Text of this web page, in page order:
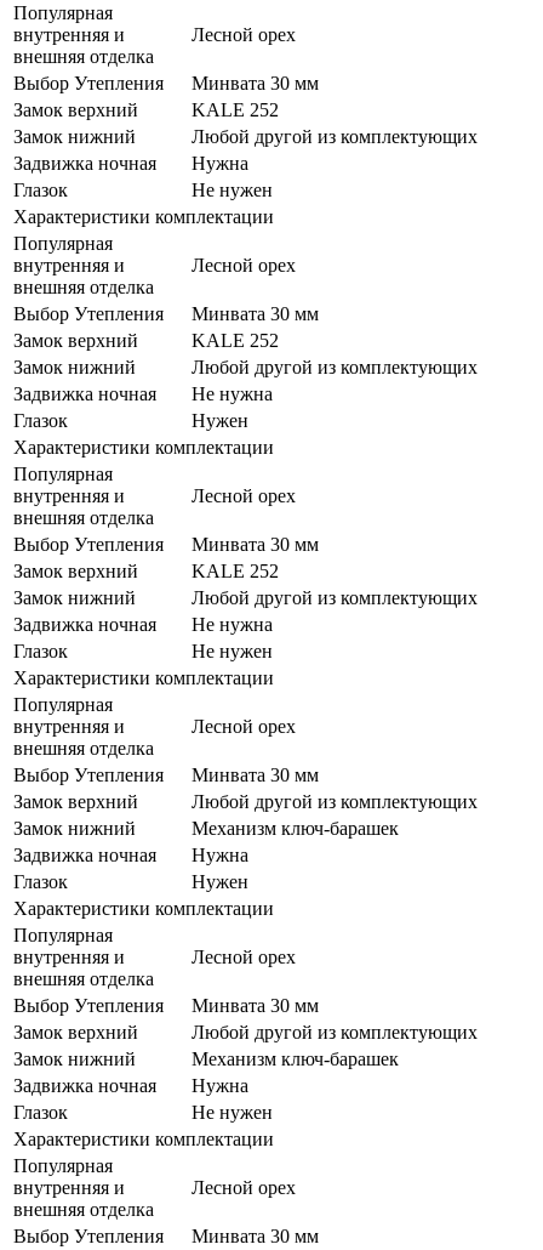
Популярная
внутренняя и
внешняя отделка
Лесной орех
Выбор Утепления
Минвата 30 мм
Замок верхний
KALE 252
Замок нижний
Любой другой из комплектующих
Задвижка ночная
Нужна
Глазок
Не нужен
Характеристики комплектации
Популярная
внутренняя и
внешняя отделка
Лесной орех
Выбор Утепления
Минвата 30 мм
Замок верхний
KALE 252
Замок нижний
Любой другой из комплектующих
Задвижка ночная
Не нужна
Глазок
Нужен
Характеристики комплектации
Популярная
внутренняя и
внешняя отделка
Лесной орех
Выбор Утепления
Минвата 30 мм
Замок верхний
KALE 252
Замок нижний
Любой другой из комплектующих
Задвижка ночная
Не нужна
Глазок
Не нужен
Характеристики комплектации
Популярная
внутренняя и
внешняя отделка
Лесной орех
Выбор Утепления
Минвата 30 мм
Замок верхний
Любой другой из комплектующих
Замок нижний
Механизм ключ-барашек
Задвижка ночная
Нужна
Глазок
Нужен
Характеристики комплектации
Популярная
внутренняя и
внешняя отделка
Лесной орех
Выбор Утепления
Минвата 30 мм
Замок верхний
Любой другой из комплектующих
Замок нижний
Механизм ключ-барашек
Задвижка ночная
Нужна
Глазок
Не нужен
Характеристики комплектации
Популярная
внутренняя и
внешняя отделка
Лесной орех
Выбор Утепления
Минвата 30 мм